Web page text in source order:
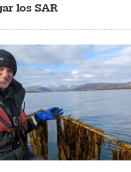
los SAR